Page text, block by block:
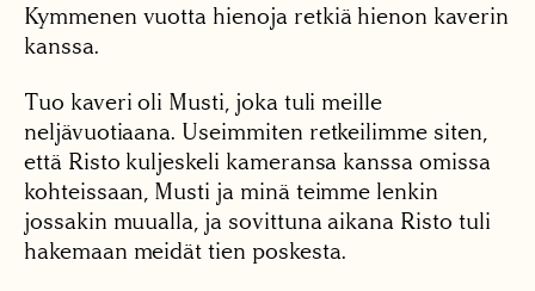
Kymmenen vuotta hienoja retkiä hienon kaverin
kanssa.
Tuo kaveri oli Musti, joka tuli meille
neljävuotiaana. Useimmiten retkeilimme siten,
että Risto kuljeskeli kameransa kanssa omissa
kohteissaan, Musti ja minä teimme lenkin
jossakin muualla, ja sovittuna aikana Risto tuli
hakemaan meidät tien poskesta.